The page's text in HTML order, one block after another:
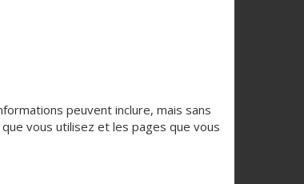
peuvent inclure, mais sans
vous utilisez et les pages que vous